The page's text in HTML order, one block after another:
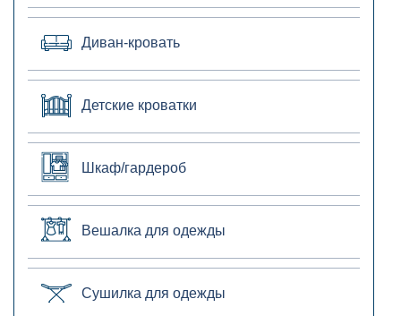
Диван-кровать
Детские кроватки
Шкаф/гардероб
Вешалка для одежды
Сушилка для одежды